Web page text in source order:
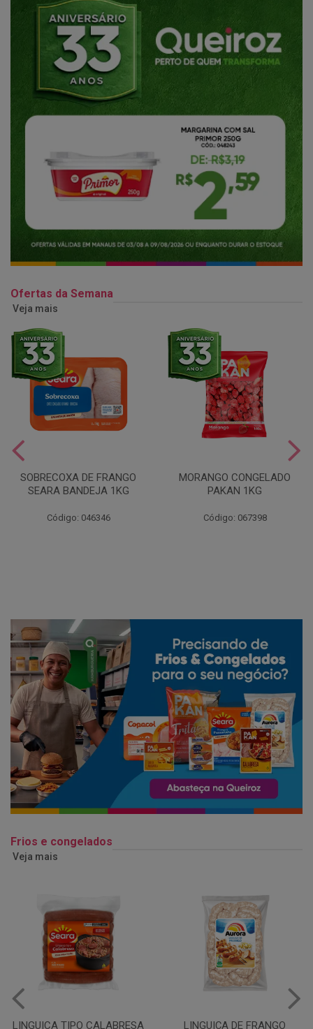
Ofertas da Semana
Veja mais
SOBRECOXA DE FRANGO
SEARA BANDEJA 1KG
Código: 046346
MORANGO CONGELADO
PAKAN 1KG
Código: 067398
Frios e congelados
Veja mais
LINGUIÇA DE FRANGO QUEIJO MUSSARELA